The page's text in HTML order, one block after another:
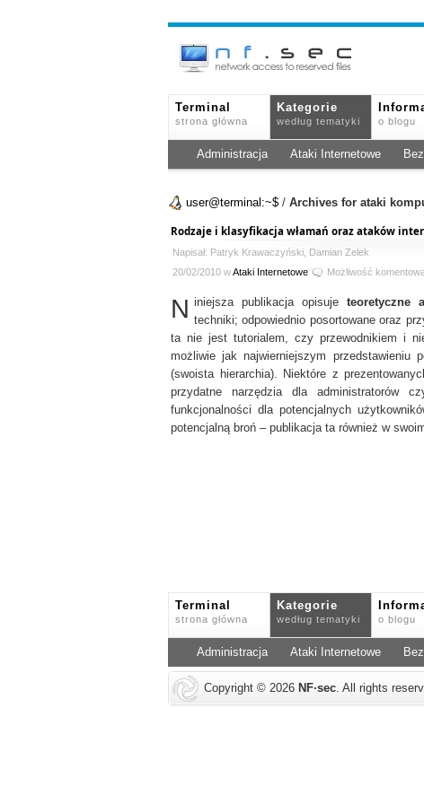
Terminal
strona główna
Kategorie
według tematyki o blogu
Administracja Ataki Internetowe
user@terminal:~$ / Archives for ataki
Rodzaje i klasyfikacja włamań oraz ataków
Napisał: Patryk Krawaczyński, Damian Zelek
20/02/2010 wAtaki Internetowe Możliwość
N iniejsza publikacja opisujeteoretyczne
techniki; odpowiednio posortowane oraz
ta nie jest tutorialem, czy przewodnikiem i
możliwie jak najwierniejszym
(swoista hierarchia). Niektóre z
przydatne narzędzia dla administratorów
funkcjonalności dla potencjalnych
potencjalną broń – publikacja ta również w
Terminal
strona główna
Kategorie
według tematyki o blogu
Administracja Ataki Internetowe
Copyright © 2026 NF·sec. All rights